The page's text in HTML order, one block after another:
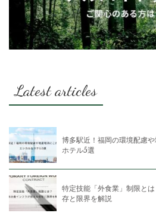
Latest articles
博多駅近！福岡の環境配慮
ホテル5選
特定技能「外食業」制限と
存と限界を解説